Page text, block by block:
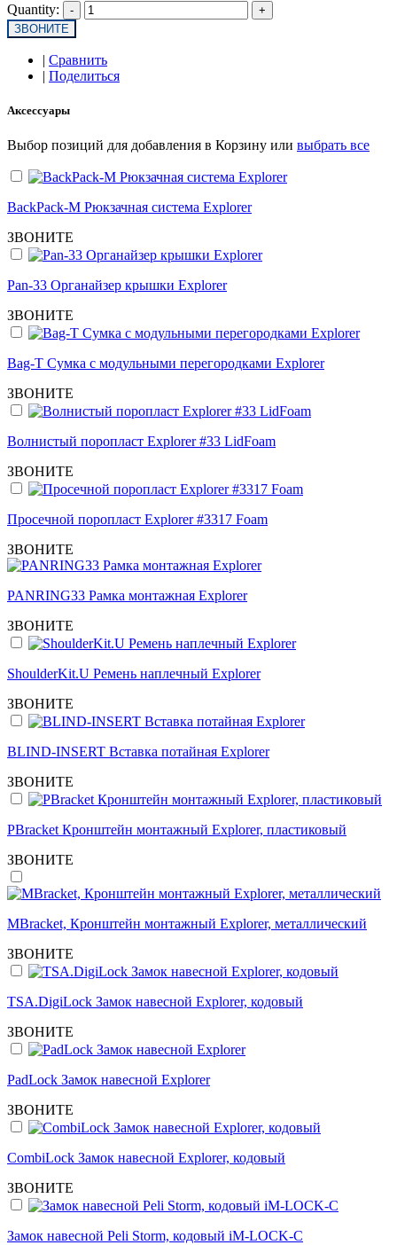
Quantity:
ЗВОНИТЕ
| Сравнить
| Поделиться
Аксессуары
Выбор позиций для добавления в Корзину или выбрать все
BackPack-M Рюкзачная система Explorer
ЗВОНИТЕ
Pan-33 Органайзер крышки Explorer
ЗВОНИТЕ
Bag-T Сумка с модульными перегородками Explorer
ЗВОНИТЕ
Волнистый поропласт Explorer #33 LidFoam
ЗВОНИТЕ
Просечной поропласт Explorer #3317 Foam
ЗВОНИТЕ
PANRING33 Рамка монтажная Explorer
ЗВОНИТЕ
ShoulderKit.U Ремень наплечный Explorer
ЗВОНИТЕ
BLIND-INSERT Вставка потайная Explorer
ЗВОНИТЕ
PBracket Кронштейн монтажный Explorer, пластиковый
ЗВОНИТЕ
MBracket, Кронштейн монтажный Explorer, металлический
ЗВОНИТЕ
TSA.DigiLock Замок навесной Explorer, кодовый
ЗВОНИТЕ
PadLock Замок навесной Explorer
ЗВОНИТЕ
CombiLock Замок навесной Explorer, кодовый
ЗВОНИТЕ
Замок навесной Peli Storm, кодовый iM-LOCK-C